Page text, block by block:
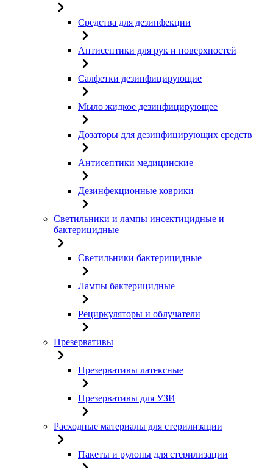
Средства для дезинфекции
Антисептики для рук и поверхностей
Салфетки дезинфицирующие
Мыло жидкое дезинфицирующее
Дозаторы для дезинфицирующих средств
Антисептики медицинские
Дезинфекционные коврики
Светильники и лампы инсектицидные и
бактерицидные
Светильники бактерицидные
Лампы бактерицидные
Рециркуляторы и облучатели
Презервативы
Презервативы латексные
Презервативы для УЗИ
Расходные материалы для стерилизации
Пакеты и рулоны для стерилизации